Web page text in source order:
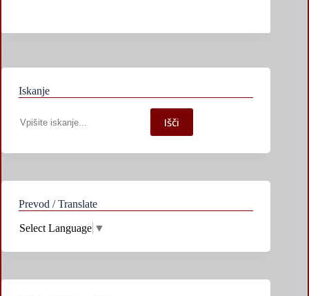
Iskanje
po
Išči
Prevod / Translate
Select Language ▼